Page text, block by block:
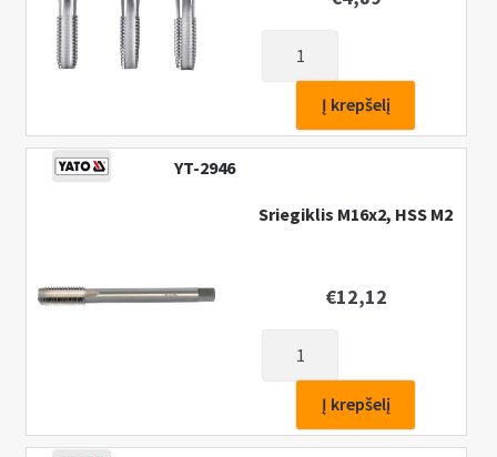
Sriegikliai
3vnt.
M5x0,8,
Į krepšelį
YT-2946
Sriegiklis M16x2, HSS M2
€12,12
Sriegiklis
M16x2,
Į krepšelį